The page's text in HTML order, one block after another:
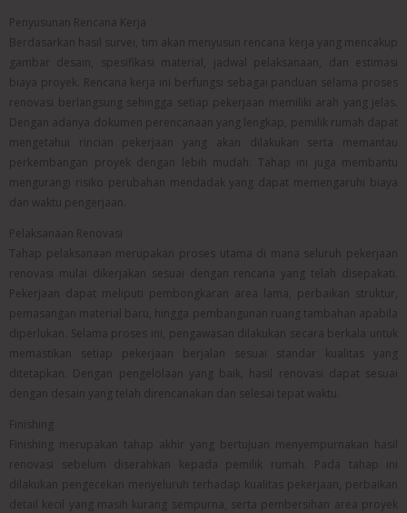
Penyusunan Rencana Kerja
Berdasarkan hasil survei, tim akan menyusun rencana kerja yang mencakup
gambar desain, spesifikasi material, jadwal pelaksanaan, dan estimasi
biaya proyek. Rencana kerja ini berfungsi sebagai panduan selama proses
renovasi berlangsung sehingga setiap pekerjaan memiliki arah yang jelas.
Dengan adanya dokumen perencanaan yang lengkap, pemilik rumah dapat
mengetahui rincian pekerjaan yang akan dilakukan serta memantau
perkembangan proyek dengan lebih mudah. Tahap ini juga membantu
mengurangi risiko perubahan mendadak yang dapat memengaruhi biaya
dan waktu pengerjaan.
Pelaksanaan Renovasi
Tahap pelaksanaan merupakan proses utama di mana seluruh pekerjaan
renovasi mulai dikerjakan sesuai dengan rencana yang telah disepakati.
Pekerjaan dapat meliputi pembongkaran area lama, perbaikan struktur,
pemasangan material baru, hingga pembangunan ruang tambahan apabila
diperlukan. Selama proses ini, pengawasan dilakukan secara berkala untuk
memastikan setiap pekerjaan berjalan sesuai standar kualitas yang
ditetapkan. Dengan pengelolaan yang baik, hasil renovasi dapat sesuai
dengan desain yang telah direncanakan dan selesai tepat waktu.
Finishing
Finishing merupakan tahap akhir yang bertujuan menyempurnakan hasil
renovasi sebelum diserahkan kepada pemilik rumah. Pada tahap ini
dilakukan pengecekan menyeluruh terhadap kualitas pekerjaan, perbaikan
detail kecil yang masih kurang sempurna, serta pembersihan area proyek